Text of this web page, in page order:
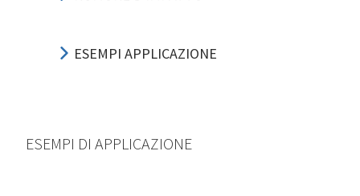
ESEMPI APPLICAZIONE
ESEMPI DI APPLICAZIONE